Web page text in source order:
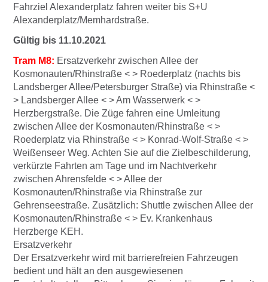
Fahrziel Alexanderplatz fahren weiter bis S+U
Alexanderplatz/Memhardstraße.
Gültig bis 11.10.2021
Tram M8: Ersatzverkehr zwischen Allee der
Kosmonauten/Rhinstraße < > Roederplatz (nachts bis
Landsberger Allee/Petersburger Straße) via Rhinstraße <
> Landsberger Allee < > Am Wasserwerk < >
Herzbergstraße. Die Züge fahren eine Umleitung
zwischen Allee der Kosmonauten/Rhinstraße < >
Roederplatz via Rhinstraße < > Konrad-Wolf-Straße < >
Weißenseer Weg. Achten Sie auf die Zielbeschilderung,
verkürzte Fahrten am Tage und im Nachtverkehr
zwischen Ahrensfelde < > Allee der
Kosmonauten/Rhinstraße via Rhinstraße zur
Gehrenseestraße. Zusätzlich: Shuttle zwischen Allee der
Kosmonauten/Rhinstraße < > Ev. Krankenhaus
Herzberge KEH.
Ersatzverkehr
Der Ersatzverkehr wird mit barrierefreien Fahrzeugen
bedient und hält an den ausgewiesenen